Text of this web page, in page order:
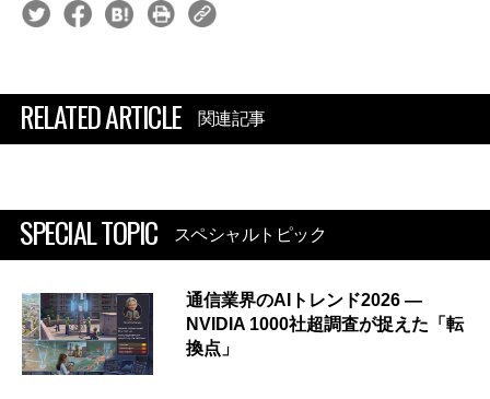
RELATED ARTICLE 関連記事
SPECIAL TOPIC スペシャルトピック
通信業界のAIトレンド2026 ―
NVIDIA 1000社超調査が捉えた「転
換点」